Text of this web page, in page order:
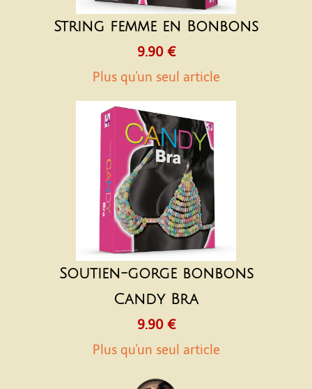
String femme en Bonbons
9.90 €
Plus qu'un seul article
Soutien-gorge bonbons
Candy Bra
9.90 €
Plus qu'un seul article